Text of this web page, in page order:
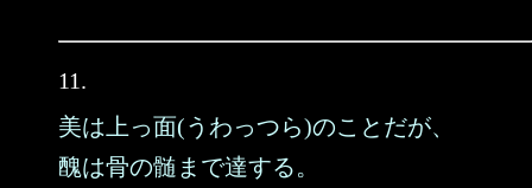
11.
美は上っ面(うわっつら)のことだが、
醜は骨の髄まで達する。